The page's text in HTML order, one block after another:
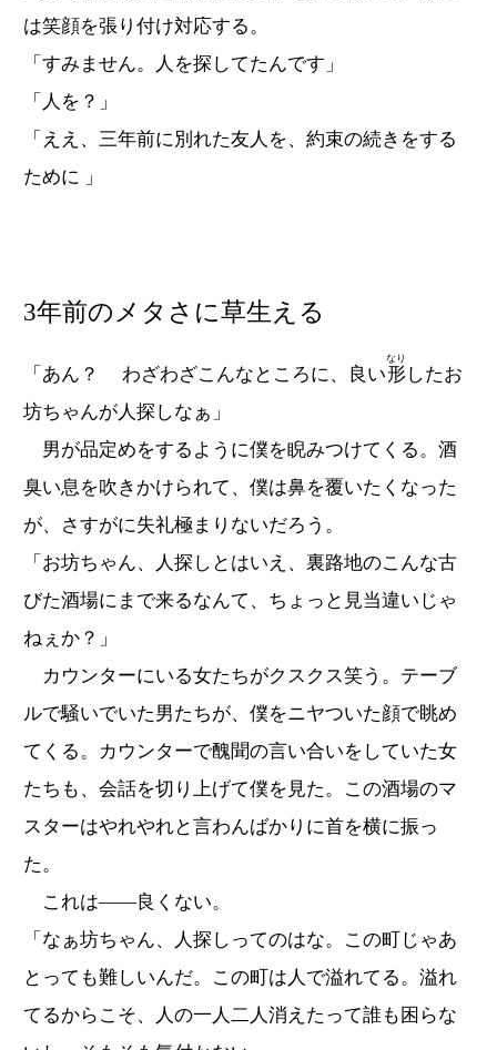
は笑顔を張り付け対応する。
「すみません。人を探してたんです」
「人を？」
「ええ、三年前に別れた友人を、約束の続きをする
ために 」
3年前のメタさに草生える
「あん？ わざわざこんなところに、良い形
なり
したお
坊ちゃんが人探しなぁ」
男が品定めをするように僕を睨みつけてくる。酒
臭い息を吹きかけられて、僕は鼻を覆いたくなった
が、さすがに失礼極まりないだろう。
「お坊ちゃん、人探しとはいえ、裏路地のこんな古
びた酒場にまで来るなんて、ちょっと見当違いじゃ
ねぇか？」
カウンターにいる女たちがクスクス笑う。テーブ
ルで騒いでいた男たちが、僕をニヤついた顔で眺め
てくる。カウンターで醜聞の言い合いをしていた女
たちも、会話を切り上げて僕を見た。この酒場のマ
スターはやれやれと言わんばかりに首を横に振っ
た。
これは――良くない。
「なぁ坊ちゃん、人探しってのはな。この町じゃあ
とっても難しいんだ。この町は人で溢れてる。溢れ
てるからこそ、人の一人二人消えたって誰も困らな